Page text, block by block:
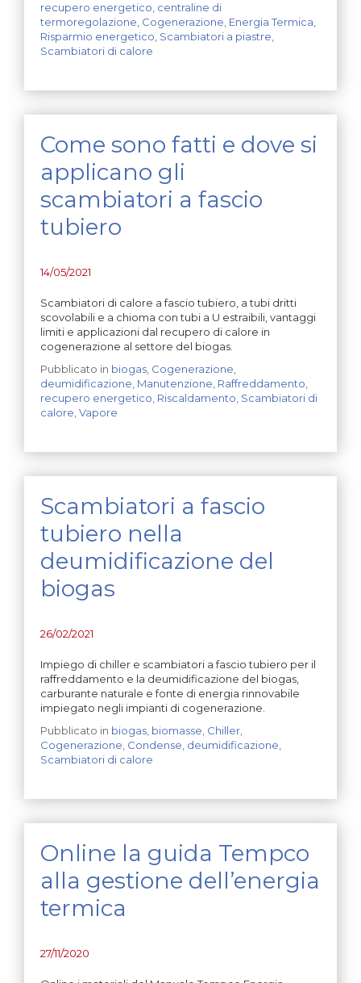
recupero energetico centraline di
termoregolazione Cogenerazione Energia Termica
Risparmio energetico Scambiatori a piastre
Scambiatori di calore
Come sono fatti e dove si
applicano gli
scambiatori a fascio
tubiero
14/05/2021
Scambiatori di calore a fascio tubiero, a tubi dritti
scovolabili e a chioma con tubi a U estraibili, vantaggi
limiti e applicazioni dal recupero di calore in
cogenerazione al settore del biogas.
Pubblicato in biogas Cogenerazione
deumidificazione Manutenzione Raffreddamento
recupero energetico Riscaldamento Scambiatori di
calore Vapore
Scambiatori a fascio
tubiero nella
deumidificazione del
biogas
26/02/2021
Impiego di chiller e scambiatori a fascio tubiero per il
raffreddamento e la deumidificazione del biogas,
carburante naturale e fonte di energia rinnovabile
impiegato negli impianti di cogenerazione.
Pubblicato in biogas biomasse Chiller
Cogenerazione Condense deumidificazione
Scambiatori di calore
Online la guida Tempco
alla gestione dell’energia
termica
27/11/2020